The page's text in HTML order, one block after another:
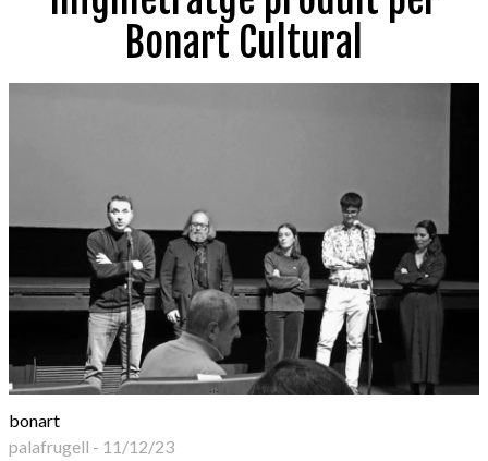
Bonart Cultural
bonart
palafrugell - 11/12/23